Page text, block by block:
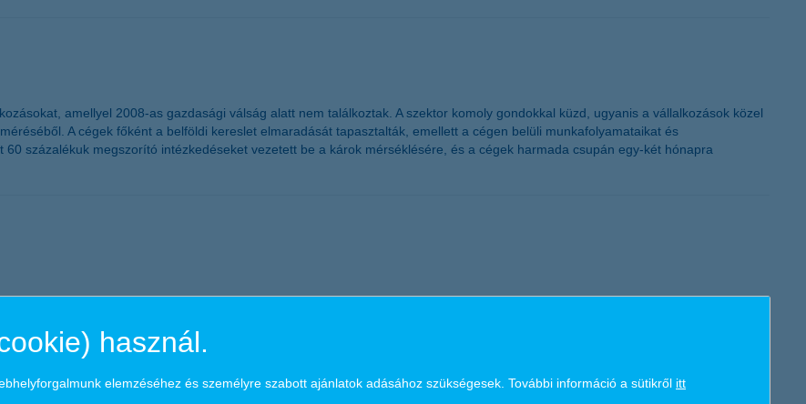
amellyel 2008-as gazdasági válság alatt nem találkoztak. A szektor komoly gondokkal küzd, ugyanis a vállalkozások közel
A cégek főként a belföldi kereslet elmaradását tapasztalták, emellett a cégen belüli munkafolyamataikat és
százalékuk megszorító intézkedéseket vezetett be a károk mérséklésére, és a cégek harmada csupán egy-két hónapra
közül pedig 30 ezren mobilbank felhasználók is. Ők ezentúl a fejlesztés segítségével könnyen és gördülékenyen
befektetéseikről. Szintlépés történt a biztosításoknál is, a K&H mobilbankján keresztül mostantól már lakásbiztosítást és
használ.
elemzéséhez és személyre szabott ajánlatok adásához szükségesek. További információ a sütikről itt